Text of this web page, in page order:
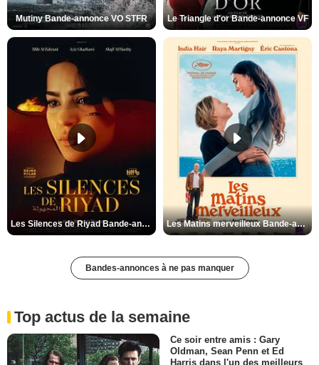
Mutiny Bande-annonce VO STFR Le Triangle d'or Bande-annonce VF
Les Silences de Riyad Bande-annonce VO STFR Les Matins merveilleux Bande-annonce VF
Bandes-annonces à ne pas manquer
Top actus de la semaine
Ce soir entre amis : Gary
Oldman, Sean Penn et Ed
Harris dans l'un des meilleurs